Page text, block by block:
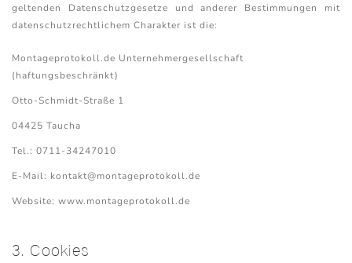
geltenden Datenschutzgesetze und anderer Bestimmungen mit
datenschutzrechtlichem Charakter ist die:
Montageprotokoll.de Unternehmergesellschaft
(haftungsbeschränkt)
Otto-Schmidt-Straße 1
04425 Taucha
Tel.: 0711-34247010
E-Mail: kontakt@montageprotokoll.de
Website: www.montageprotokoll.de
3. Cookies